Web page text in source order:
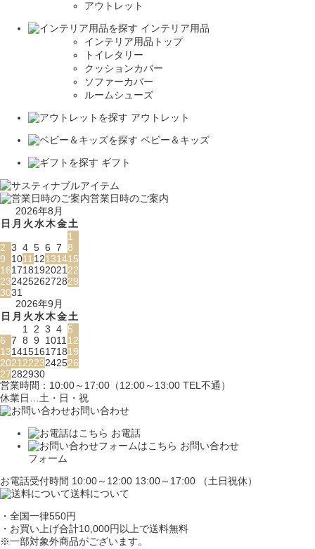
アウトレット
インテリア用品
インテリア用品トップ
トイレタリー
クッションカバー
ソファーカバー
ルームシューズ
アウトレット
ベビー＆キッズ
ギフト
営業日時のご案内
2026年8月
日 月 火水木金土
1
2 3 4 5 6 7 8
9
101112131415
16171819202122
23242526272829
3031
2026年9月
日 月 火水木金土
1 2 3 4 5
6 7 8 9 101112
13141516171819
20212223242526
27282930
営業時間：10:00～17:00（12:00～13:00 TEL不通）
休業日…土・日・祝
お問い合わせ
お電話
お問い合わせ
フォーム
お電話受付時間 10:00～12:00 13:00～17:00 （土日祝休）
送料について
・全国一律550円
・お買い上げ合計10,000円 以上で送料無料
※一部対象外商品がございます。